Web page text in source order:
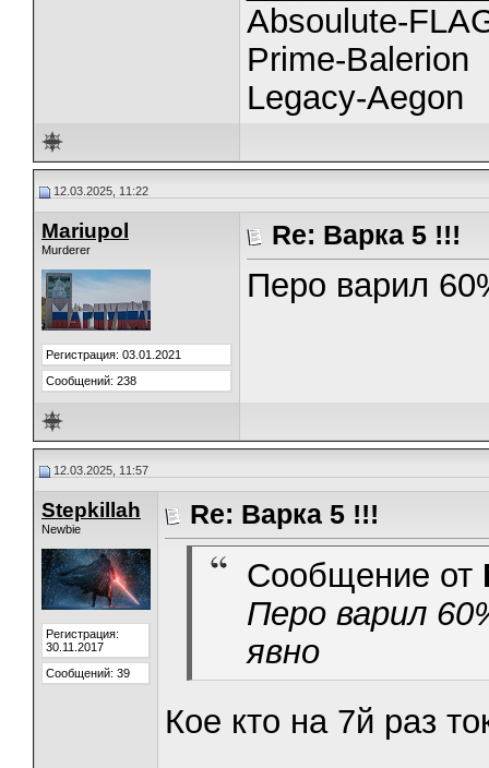
Absoulute-
Prime-Balerion
Legacy-Aegon
12.03.2025, 11:22
Mariupol
Murderer
Регистрация: 03.01.2021
Сообщений: 238
Re: Варка 5 !!!
Перо варил
12.03.2025, 11:57
Stepkillah
Newbie
Регистрация:
30.11.2017
Сообщений: 39
Re: Варка 5 !!!
Сообщение от
Перо варил
явно
Кое кто на 7й раз